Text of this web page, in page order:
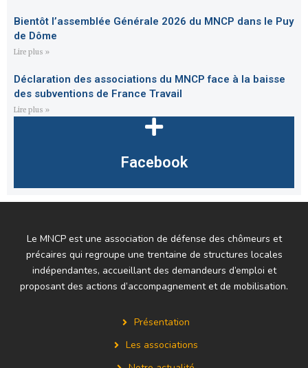
Bientôt l’assemblée Générale 2026 du MNCP dans le Puy
de Dôme
Lire plus »
Déclaration des associations du MNCP face à la baisse
des subventions de France Travail
Lire plus »
Facebook
Le MNCP est une association de défense des chômeurs et
précaires qui regroupe une trentaine de structures locales
indépendantes, accueillant des demandeurs d’emploi et
proposant des actions d’accompagnement et de mobilisation.
Présentation
Les associations